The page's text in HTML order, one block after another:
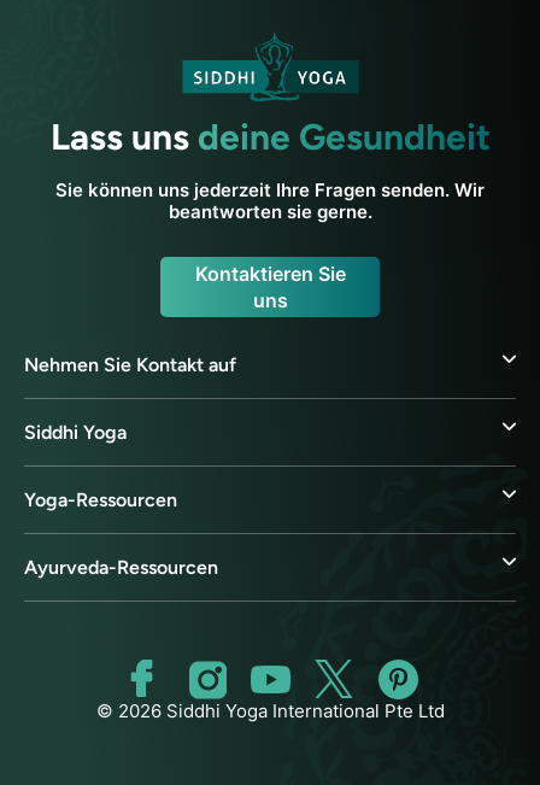
Lass uns deine Gesundheit
Sie können uns jederzeit Ihre Fragen senden. Wir
beantworten sie gerne.
Kontaktieren Sie
uns
Nehmen Sie Kontakt auf
Siddhi Yoga
Yoga-Ressourcen
Ayurveda-Ressourcen
© 2026 Siddhi Yoga International Pte Ltd